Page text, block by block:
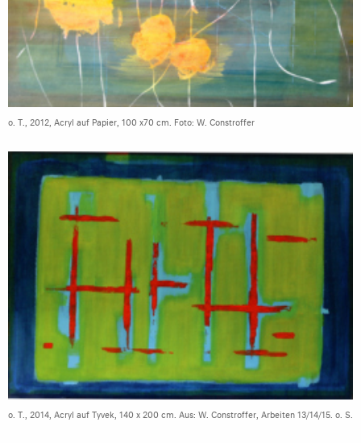
o. T., 2012, Acryl auf Papier, 100 x70 cm. Foto: W. Constroffer
o. T., 2014, Acryl auf Tyvek, 140 x 200 cm. Aus: W. Constroffer, Arbeiten 13/14/15. o. S.